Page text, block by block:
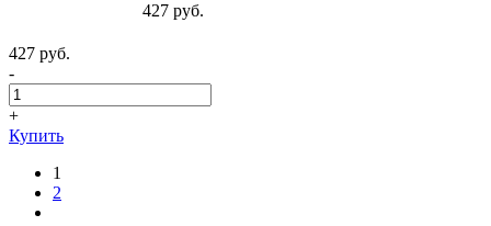
427 руб.
427 руб.
-
+
Купить
1
2